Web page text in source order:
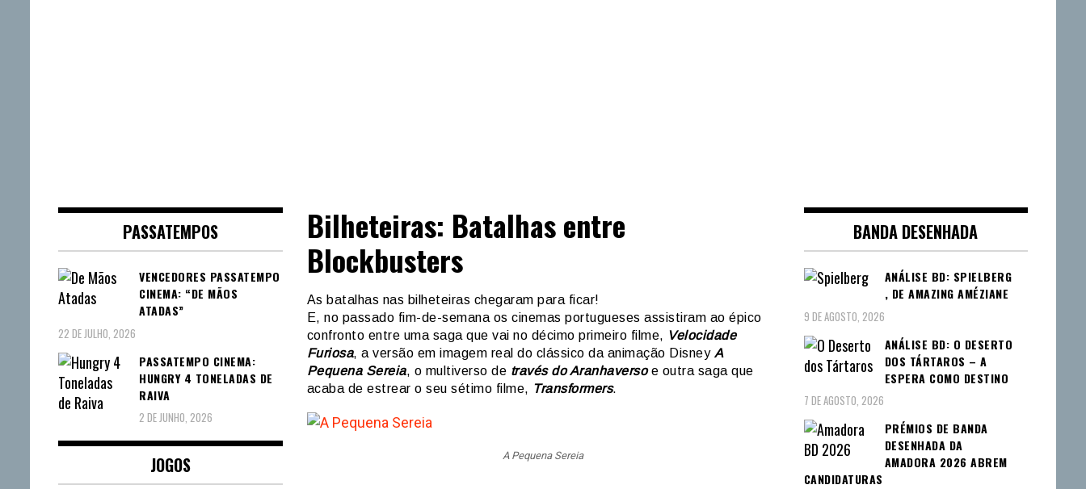
Bilheteiras: Batalhas entre
Blockbusters
As batalhas nas bilheteiras chegaram para ficar!
E, no passado fim-de-semana os cinemas portugueses assistiram ao épico
confronto entre uma saga que vai no décimo primeiro filme, Velocidade
Furiosa, a versão em imagem real do clássico da animação Disney A
Pequena Sereia, o multiverso de través do Aranhaversoe outra saga que
acaba de estrear o seu sétimo filme, Transformers.
A Pequena Sereia
PASSATEMPOS
VENCEDORES PASSATEMPO
CINEMA: “DE MÃOS
ATADAS”
22 DE JULHO, 2026
PASSATEMPO CINEMA:
HUNGRY 4 TONELADAS DE
RAIVA
2 DE JUNHO, 2026
JOGOS
BANDA DESENHADA
ANÁLISE BD: SPIELBERG
, DE AMAZING AMÉZIANE
9 DE AGOSTO, 2026
ANÁLISE BD: O DESERTO
DOS TÁRTAROS – A
ESPERA COMO DESTINO
7 DE AGOSTO, 2026
PRÉMIOS DE BANDA
DESENHADA DA
AMADORA 2026 ABREM
CANDIDATURAS